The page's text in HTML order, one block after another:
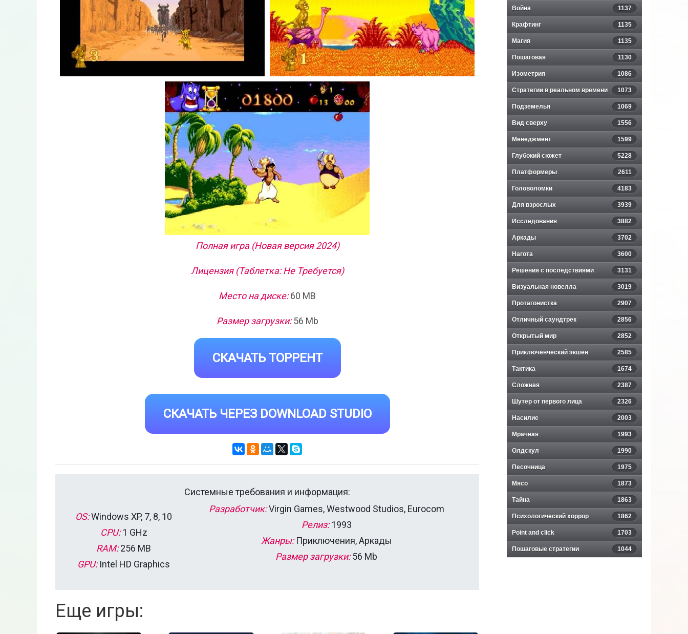
Полная игра (Новая версия 2024)
Лицензия (Таблетка: Не Требуется)
Место на диске:60 MB
Размер загрузки:56 Mb
СКАЧАТЬ ТОРРЕНТ
СКАЧАТЬ ЧЕРЕЗ DOWNLOAD STUDIO
Системные требования и информация:
OS:Windows XP, 7, 8, 10
CPU:1 GHz
RAM:256 MB
GPU:Intel HD Graphics
Разработчик:Virgin Games, Westwood Studios, Eurocom
Релиз:1993
Жанры:Приключения, Аркады
Размер загрузки:56 Mb
Еще игры:
Война 1137
Крафтинг 1135
Магия 1135
Пошаговая 1130
Изометрия 1086
Стратегии в реальном времени 1073
Подземелья 1069
Вид сверху 1556
Менеджмент 1599
Глубокий сюжет 5228
Платформеры 2611
Головоломки 4183
Для взрослых 3939
Исследования 3882
Аркады 3702
Нагота 3600
Решения с последствиями 3131
Визуальная новелла 3019
Протагонистка 2907
Отличный саундтрек 2856
Открытый мир 2852
Приключенческий экшен 2585
Тактика 1674
Сложная 2387
Шутер от первого лица 2326
Насилие 2003
Мрачная 1993
Олдскул 1990
Песочница 1975
Мясо 1873
Тайна 1863
Психологический хоррор 1862
Point and click 1703
Пошаговые стратегии 1044